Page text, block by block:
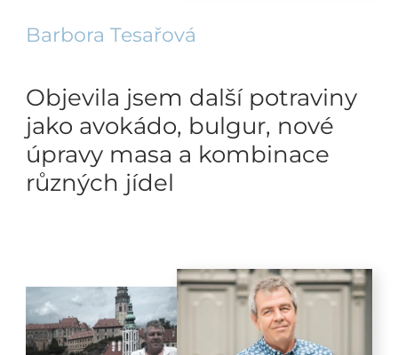
Barbora Tesařová
Objevila jsem další potraviny
jako avokádo, bulgur, nové
úpravy masa a kombinace
různých jídel